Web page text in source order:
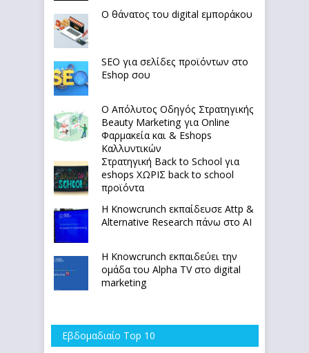
Ο θάνατος του digital εμποράκου
SEO για σελίδες προϊόντων στο
Eshop σου
Ο Απόλυτoς Οδηγός Στρατηγικής
Beauty Marketing για Online
Φαρμακεία και & Eshops
Καλλυντικών
Στρατηγική Back to School για
eshops ΧΩΡΙΣ back to school
προϊόντα
Η Knowcrunch εκπαίδευσε Attp &
Alternative Research πάνω στο ΑΙ
Η Knowcrunch εκπαιδεύει την
ομάδα του Alpha TV στο digital
marketing
Εβδομαδιαίο Top 10